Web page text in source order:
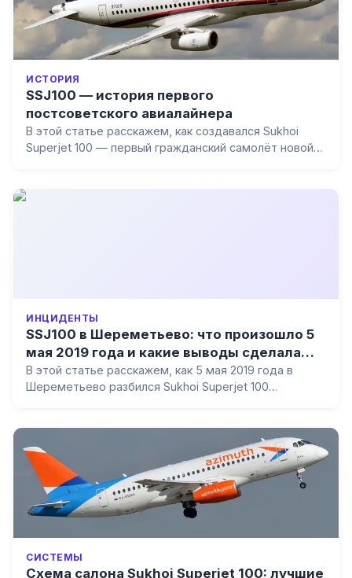
ИСТОРИЯ
SSJ100 — история первого
постсоветского авиалайнера
В этой статье расскажем, как создавался Sukhoi
Superjet 100 — первый гражданский самолёт новой
ИНЦИДЕНТЫ
SSJ100 в Шереметьево: что произошло 5
мая 2019 года и какие выводы сделала
гражданская авиация
В этой статье расскажем, как 5 мая 2019 года в
Шереметьево разбился Sukhoi Superjet 100
главный урок катастрофа оставила гражданской
авиации.
СИСТЕМЫ
Схема салона Sukhoi Superjet 100: лучшие